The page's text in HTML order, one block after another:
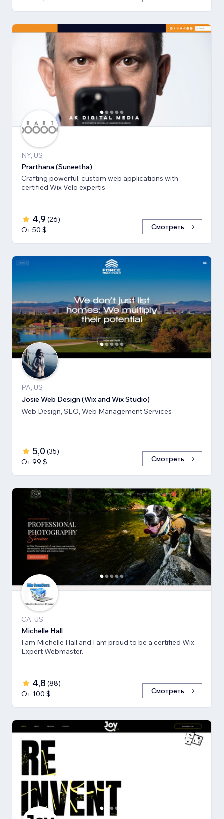
NY, US
Prarthana (Suneetha)
Crafting powerful, custom web applications with
certified Wix Velo expertis
4,9 (26)
От 50 $
Смотреть
PA, US
Josie Web Design (Wix and Wix Studio)
Web Design, SEO, Web Management Services
5,0 (35)
От 99 $
Смотреть
CA, US
Michelle Hall
I am Michelle Hall and I am proud to be a certified Wix
Expert Webmaster.
4,8 (88)
От 100 $
Смотреть